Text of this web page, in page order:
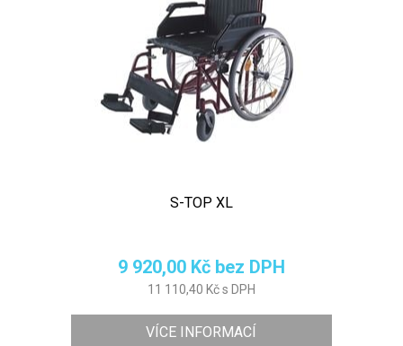
S-TOP XL
9 920,00 Kč bez DPH
11 110,40 Kč s DPH
VÍCE INFORMACÍ